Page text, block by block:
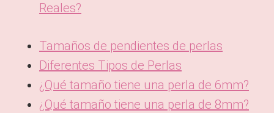
Reales?
Tamaños de pendientes de perlas
Diferentes Tipos de Perlas
¿Qué tamaño tiene una perla de 6mm?
¿Qué tamaño tiene una perla de 8mm?